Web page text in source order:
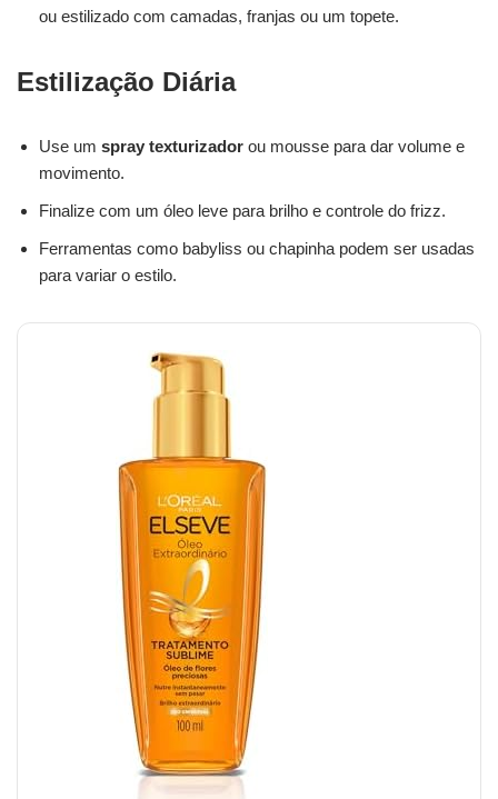
ou estilizado com camadas, franjas ou um topete.
Estilização Diária
Use um spray texturizador ou mousse para dar volume e
movimento.
Finalize com um óleo leve para brilho e controle do frizz.
Ferramentas como babyliss ou chapinha podem ser usadas
para variar o estilo.